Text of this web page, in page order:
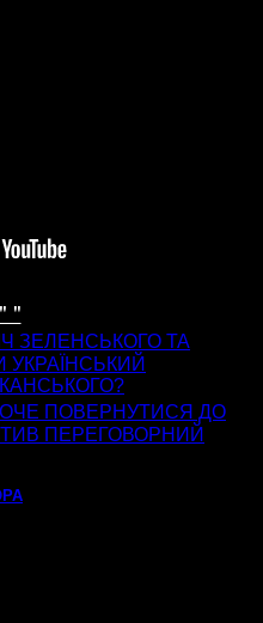
" "
ЗЕЛЕНСЬКОГО ТА
ПОВЕРНУТИСЯ ДО
ПЕРЕГОВОРНИЙ